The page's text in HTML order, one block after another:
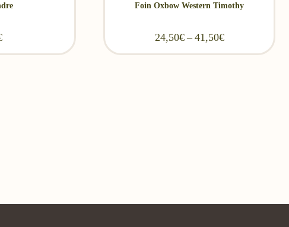
Foin Oxbow Western Timothy
24,50€ – 41,50€
24,50€